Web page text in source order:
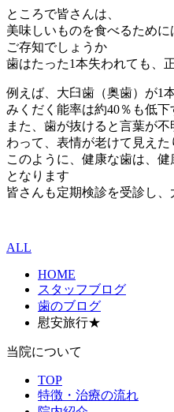
ところで皆さんは、
美味しいものを食べるため
ご存知でしょうか
歯はたった1本失われても、
例えば、大臼歯（奥歯）が1
みくだく能率は約40％も低下
また、歯が抜けると言葉が
わって、表情が老けて見えた
このように、健康な歯は、
となります
皆さんも定期検診を受診し
ALL
HOME
スタッフブログ
歯のブログ
慰安旅行★
当院について
TOP
特徴・治療の流れ